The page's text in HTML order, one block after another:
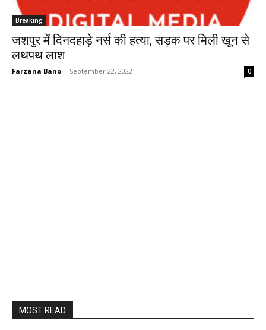
Breaking
जशपुर में दिनदहाड़े नर्स की हत्या, सड़क पर मिली खून से
लथपथ लाश
Farzana Bano - September 22, 2022 0
MOST READ